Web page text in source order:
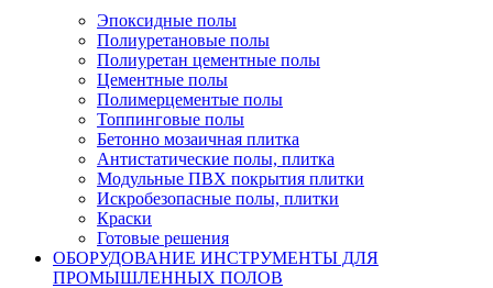
Эпоксидные полы
Полиуретановые полы
Полиуретан цементные полы
Цементные полы
Полимерцементые полы
Топпинговые полы
Бетонно мозаичная плитка
Антистатические полы, плитка
Модульные ПВХ покрытия плитки
Искробезопасные полы, плитки
Краски
Готовые решения
ОБОРУДОВАНИЕ ИНСТРУМЕНТЫ ДЛЯ
ПРОМЫШЛЕННЫХ ПОЛОВ